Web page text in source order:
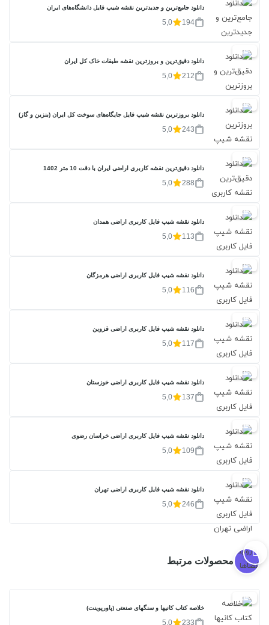
دانلود جامع‌ترین و جدیدترین نقشه شیپ فایل دانشگاه‌های ایران
194
5,0
20%
دانلود دقیق‌ترین و بروزترین نقشه طبقات خاک کل ایران
212
5,0
20%
دانلود بروزترین نقشه شیپ فایل جایگاه‌های سوخت کل ایران (بنزین و گاز)
243
5,0
20%
دانلود دقیق‌ترین نقشه کاربری اراضی ایران با دقت 10 متر 1402
288
5,0
20%
دانلود نقشه شیپ فایل کاربری اراضی همدان
113
5,0
20%
دانلود نقشه شیپ فایل کاربری اراضی هرمزگان
116
5,0
20%
دانلود نقشه شیپ فایل کاربری اراضی قزوین
117
5,0
20%
دانلود نقشه شیپ فایل کاربری اراضی خوزستان
137
5,0
20%
دانلود نقشه شیپ فایل کاربری اراضی خراسان رضوی
109
5,0
20%
دانلود نقشه شیپ فایل کاربری اراضی تهران
246
5,0
محصولات مرتبط
20%
خلاصه کتاب کانیها و سنگهای صنعتی (پاورپوینت)
233
5,0